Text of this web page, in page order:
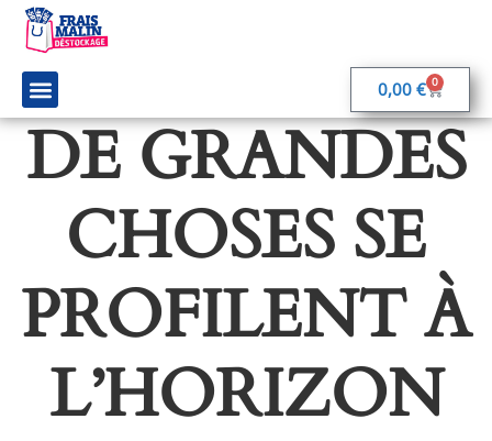
0,00 € 0
DE GRANDES
CHOSES SE
PROFILENT À
L’HORIZON